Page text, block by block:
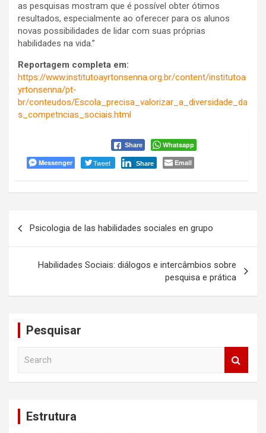
as pesquisas mostram que é possível obter ótimos
resultados, especialmente ao oferecer para os alunos
novas possibilidades de lidar com suas próprias
habilidades na vida.”
Reportagem completa em:
https://www.institutoayrtonsenna.org.br/content/institutoa
yrtonsenna/pt-
br/conteudos/Escola_precisa_valorizar_a_diversidade_da
s_competncias_sociais.html
Share
Whatsapp
Messenger
Tweet Share Email
Post
Psicologia de las habilidades sociales en grupo
Habilidades Sociais: diálogos e intercâmbios sobre
pesquisa e prática
Pesquisar
Estrutura